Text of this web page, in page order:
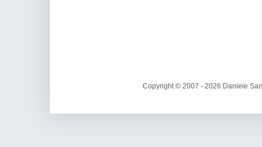
Copyright © 2007 - 2026 Daniele